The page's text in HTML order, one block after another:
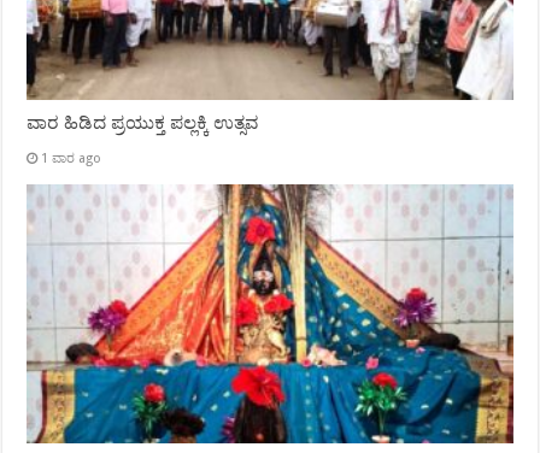
ವಾರ ಹಿಡಿದ ಪ್ರಯುಕ್ತ ಪಲ್ಲಕ್ಕಿ ಉತ್ಸವ
1 ವಾರ ago